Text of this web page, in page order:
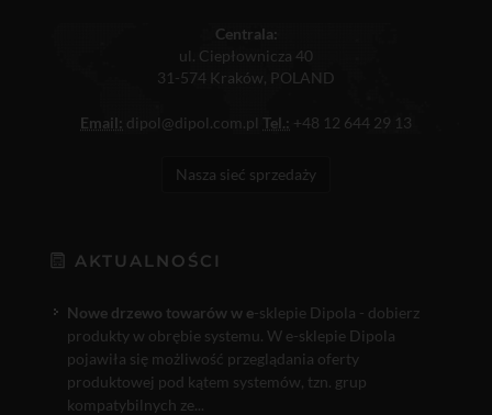
Centrala:
ul. Ciepłownicza 40
31-574 Kraków, POLAND
Email: dipol@dipol.com.pl Tel.: +48 12 644 29 13
Nasza sieć sprzedaży
AKTUALNOŚCI
Nowe drzewo towarów w e-sklepie Dipola - dobierz
produkty w obrębie systemu. W e-sklepie Dipola
pojawiła się możliwość przeglądania oferty
produktowej pod kątem systemów, tzn. grup
kompatybilnych ze...